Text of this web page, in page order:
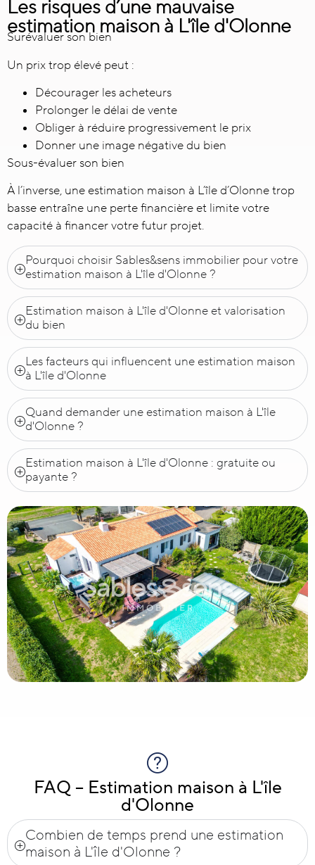
Les risques d’une mauvaise
estimation maison à L'île d'Olonne
Surévaluer son bien
Un prix trop élevé peut :
Décourager les acheteurs
Prolonger le délai de vente
Obliger à réduire progressivement le prix
Donner une image négative du bien
Sous-évaluer son bien
À l’inverse, une estimation maison à L’île d’Olonne trop
basse entraîne une perte financière et limite votre
capacité à financer votre futur projet.
Pourquoi choisir Sables&sens immobilier pour votre
estimation maison à L'île d'Olonne ?
Estimation maison à L'île d'Olonne et valorisation
du bien
Les facteurs qui influencent une estimation maison
à L'île d'Olonne
Quand demander une estimation maison à L'île
d'Olonne ?
Estimation maison à L'île d'Olonne : gratuite ou
payante ?
FAQ – Estimation maison à L'île
d'Olonne
Combien de temps prend une estimation
maison à L'île d'Olonne ?